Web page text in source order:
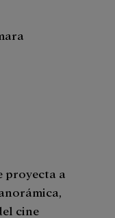
proyecta a
cine